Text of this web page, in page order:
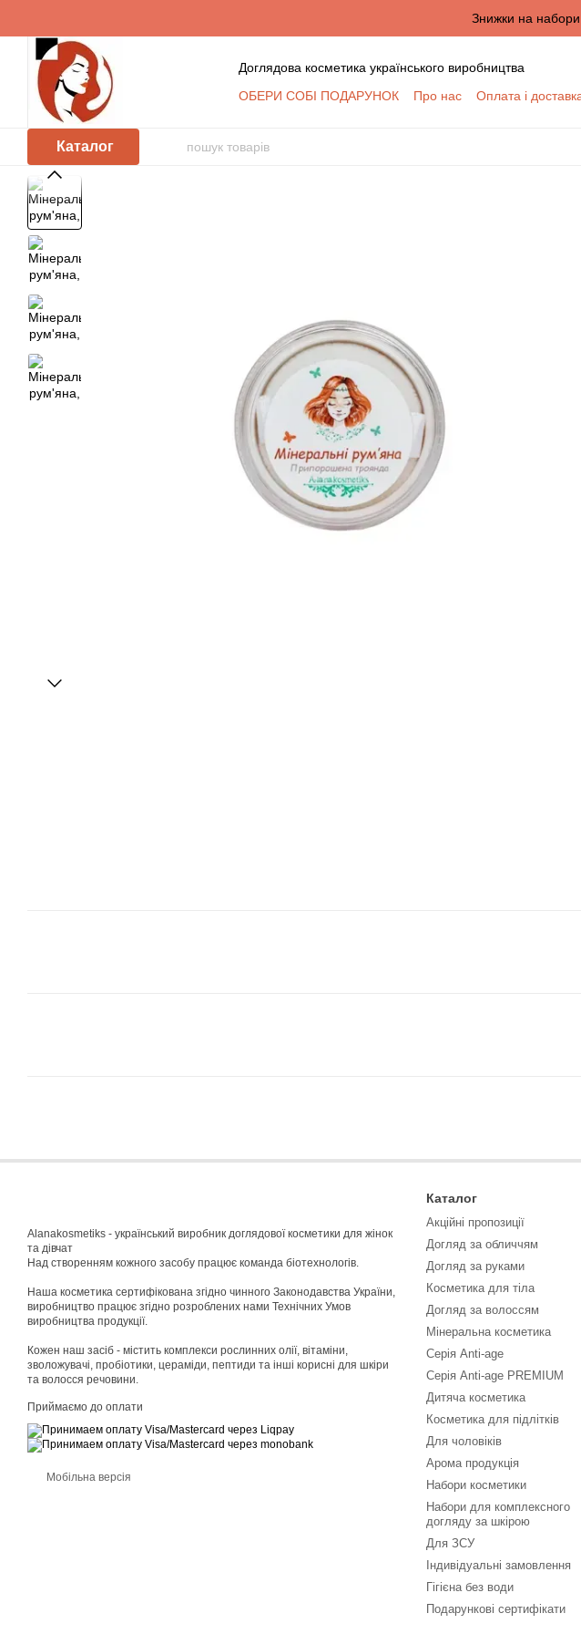
Знижки на набори
Доглядова косметика українського виробництва
ОБЕРИ СОБІ ПОДАРУНОК
Про нас
Оплата і
Відгуки про магазин
Каталог
Alanakosmetiks - український виробник доглядової косметики для жінок
та дівчат
Над створенням кожного засобу працює команда біотехнологів.
Наша косметика сертифікована згідно чинного Законодавства України,
виробництво працює згідно розроблених нами Технічних Умов
виробництва продукції.
Кожен наш засіб - містить комплекси рослинних олії, вітаміни,
зволожувачі, пробіотики, цераміди, пептиди та інші корисні для шкіри
та волосся речовини.
Приймаємо до оплати
Мобільна версія
Каталог
Акційні пропозиції
Догляд за обличчям
Догляд за руками
Косметика для тіла
Догляд за волоссям
Мінеральна косметика
Серія Anti-age
Серія Anti-age PREMIUM
Дитяча косметика
Косметика для підлітків
Для чоловіків
Арома продукція
Набори косметики
Набори для комплексного
догляду за шкірою
Для ЗСУ
Індивідуальні замовлення
Гігієна без води
Подарункові сертифікати